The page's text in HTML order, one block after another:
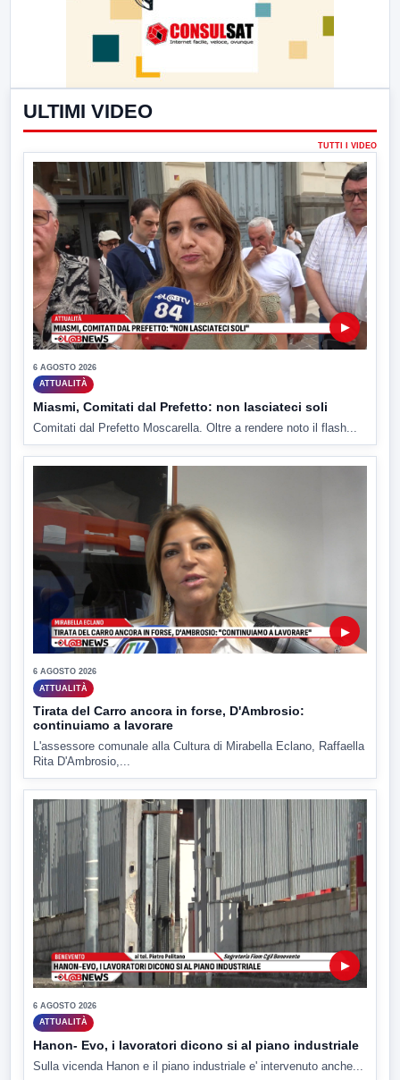
ULTIMI VIDEO
TUTTI I VIDEO
▶
6 AGOSTO 2026
ATTUALITÀ
Miasmi, Comitati dal Prefetto: non lasciateci soli
Comitati dal Prefetto Moscarella. Oltre a rendere noto il flash...
▶
6 AGOSTO 2026
ATTUALITÀ
Tirata del Carro ancora in forse, D'Ambrosio:
continuiamo a lavorare
L'assessore comunale alla Cultura di Mirabella Eclano, Raffaella
Rita D'Ambrosio,...
▶
6 AGOSTO 2026
ATTUALITÀ
Hanon- Evo, i lavoratori dicono si al piano industriale
Sulla vicenda Hanon e il piano industriale e' intervenuto anche...